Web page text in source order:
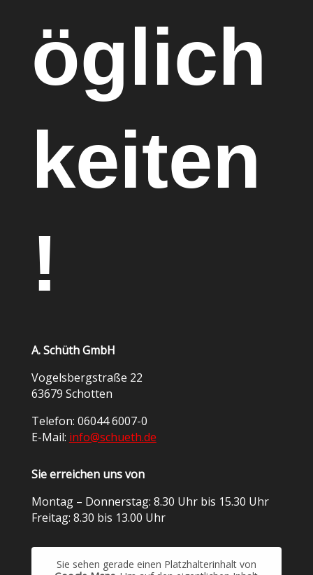
öglich
keiten
!
A. Schüth GmbH
Vogelsbergstraße 22
63679 Schotten
Telefon: 06044 6007-0
E-Mail: info@schueth.de
Sie erreichen uns von
Montag – Donnerstag: 8.30 Uhr bis 15.30 Uhr
Freitag: 8.30 bis 13.00 Uhr
Sie sehen gerade einen Platzhalterinhalt von